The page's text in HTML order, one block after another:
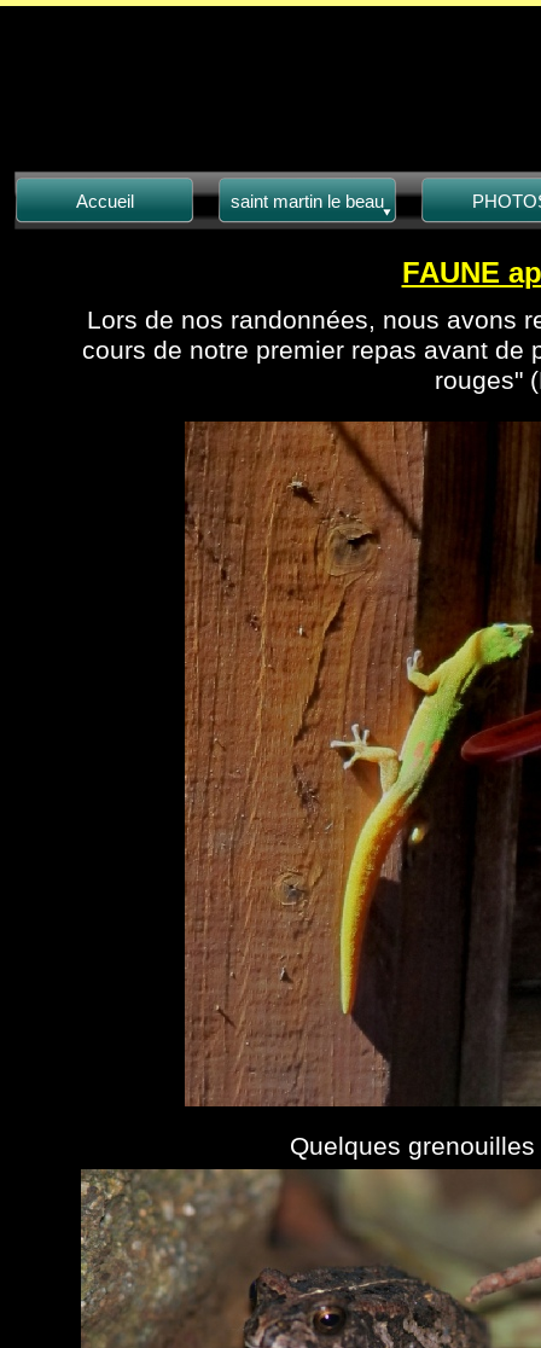
Accueil saint martin le beau
FAUNE
Lors de nos randonnées, nous avons
cours de notre premier repas avant
rouges"
Quelques grenouilles